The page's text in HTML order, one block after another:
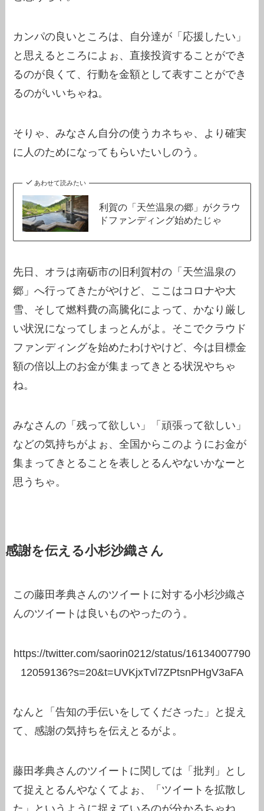
カンパの良いところは、自分達が「応援したい」
と思えるところによぉ、直接投資することができ
るのが良くて、行動を金額として表すことができ
るのがいいちゃね。
そりゃ、みなさん自分の使うカネちゃ、より確実
に人のためになってもらいたいしのう。
あわせて読みたい
利賀の「天竺温泉の郷」がクラウ
ドファンディング始めたじゃ
先日、オラは南砺市の旧利賀村の「天竺温泉の
郷」へ行ってきたがやけど、ここはコロナや大
雪、そして燃料費の高騰化によって、かなり厳し
い状況になってしまっとんがよ。そこでクラウド
ファンディングを始めたわけやけど、今は目標金
額の倍以上のお金が集まってきとる状況やちゃ
ね。
みなさんの「残って欲しい」「頑張って欲しい」
などの気持ちがよぉ、全国からこのようにお金が
集まってきとることを表しとるんやないかなーと
思うちゃ。
感謝を伝える小杉沙織さん
この藤田孝典さんのツイートに対する小杉沙織さ
んのツイートは良いものやったのう。
https://twitter.com/saorin0212/status/16134007790
12059136?s=20&t=UVKjxTvl7ZPtsnPHgV3aFA
なんと「告知の手伝いをしてくださった」と捉え
て、感謝の気持ちを伝えとるがよ。
藤田孝典さんのツイートに関しては「批判」とし
て捉えとるんやなくてよぉ、「ツイートを拡散し